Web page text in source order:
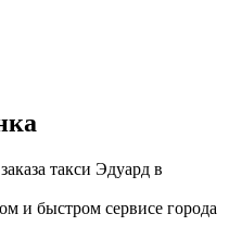
такси Эдуард в
и быстром сервисе города